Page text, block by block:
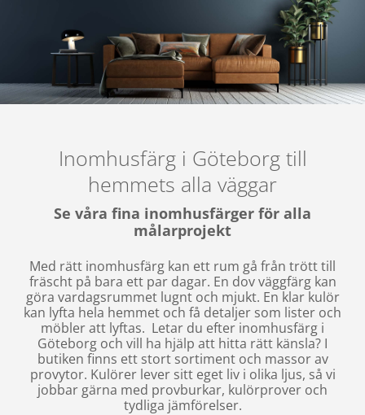
Inomhusfärg i Göteborg till
hemmets alla väggar
Se våra fina inomhusfärger för alla
målarprojekt
Med rätt inomhusfärg kan ett rum gå från trött till
fräscht på bara ett par dagar. En dov väggfärg kan
göra vardagsrummet lugnt och mjukt. En klar kulör
kan lyfta hela hemmet och få detaljer som lister och
möbler att lyftas. Letar du efter inomhusfärg i
Göteborg och vill ha hjälp att hitta rätt känsla? I
butiken finns ett stort sortiment och massor av
provytor. Kulörer lever sitt eget liv i olika ljus, så vi
jobbar gärna med provburkar, kulörprover och
tydliga jämförelser.